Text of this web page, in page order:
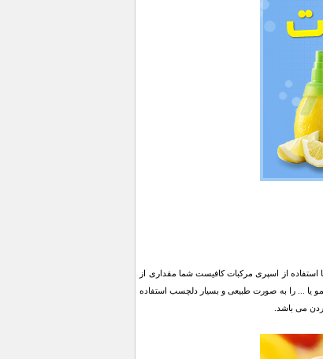
از اسپری مرکبات کافیست شما مقداری از
یا ... را به صورت طبیعی و بسیار دلچسب استفاده
می باشد.